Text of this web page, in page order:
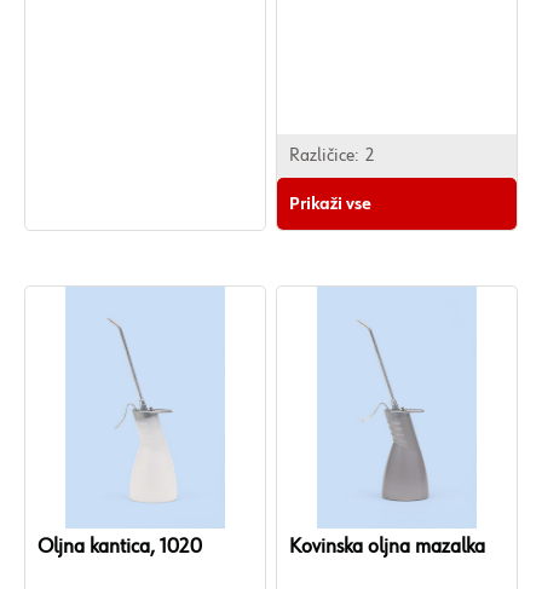
Različice: 2
Prikaži vse
Oljna kantica, 1020 Kovinska oljna mazalka